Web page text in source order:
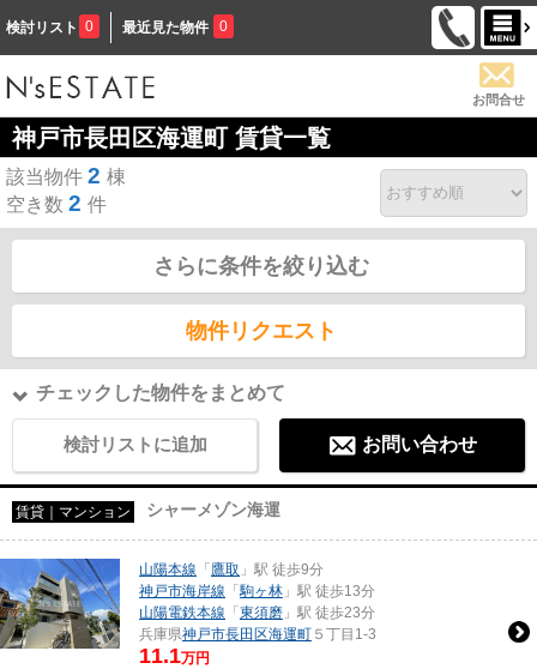
検討リスト 0 最近見た物件 0
お問合せ
神戸市長田区海運町 賃貸一覧
該当物件 2 棟
空き数 2 件
さらに条件を絞り込む
物件リクエスト
チェックした物件をまとめて
検討リストに追加 お問い合わせ
賃貸｜マンション シャーメゾン海運
山陽本線 「 鷹取 」駅 徒歩9分
神戸市海岸線 「駒ヶ林 」駅 徒歩13分
山陽電鉄本線 「 東須磨 」駅 徒歩23分
兵庫県神戸市長田区海運町 ５丁目1-3
11.1万円